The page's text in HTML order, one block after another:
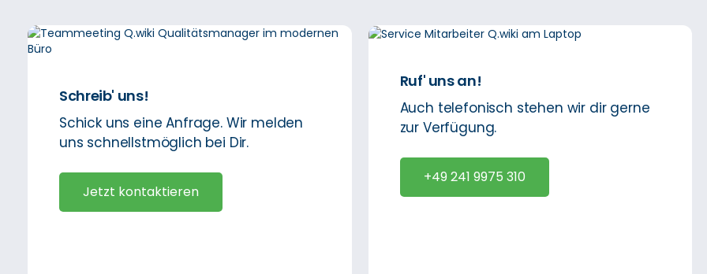
Schreib' uns!
Schick uns eine Anfrage. Wir melden
uns schnellstmöglich bei Dir.
Jetzt kontaktieren
Ruf' uns an!
Auch telefonisch stehen wir dir gerne
zur Verfügung.
+49 241 9975 310